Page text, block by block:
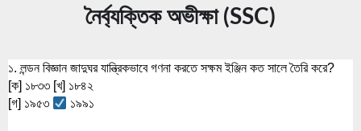
নৈর্ব্যক্তিক অভীক্ষা (SSC)
১. লন্ডন বিজ্ঞান জাদুঘর যান্ত্রিকভাবে গণনা করতে সক্ষম ইঞ্জিন কত সালে তৈরি করে?
[ক] ১৮৩৩ [খ] ১৮৪২
[গ] ১৯৫৩
১৯৯১